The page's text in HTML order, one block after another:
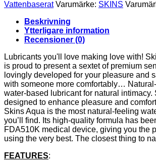
BASED
LUBRICANT
SINGLE-
DOSE
ML
mängd
Vattenbaserat Varumärke: SKINS
Beskrivning
Ytterligare information
Recensioner (0)
Lubricants you'll love making love with!
is proud to present a sextet of premium
lovingly developed for your pleasure and
with someone more comfortably…
water-based lubricant for natural intimacy.
designed to enhance pleasure and
Skins Aqua is the most natural-feeling
you’ll find. Its high-quality formula has
FDA510K medical device, giving you the
using the very best. The closest thing to
FEATURES: